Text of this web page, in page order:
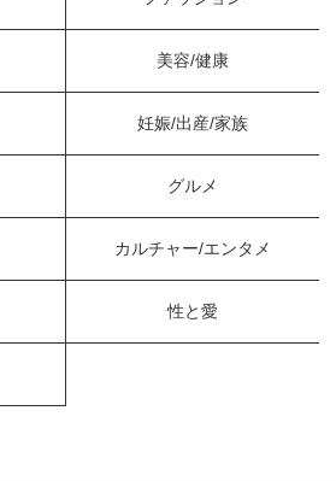
美容/健康
妊娠/出産/家族
グルメ
カルチャー/エンタメ
性と愛